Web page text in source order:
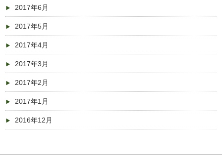
2017年6月
2017年5月
2017年4月
2017年3月
2017年2月
2017年1月
2016年12月